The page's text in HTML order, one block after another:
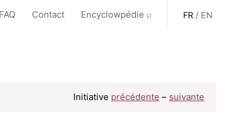
FAQ Contact Encyclowpédie ⌕ FR / EN
Initiative précédente – suivante